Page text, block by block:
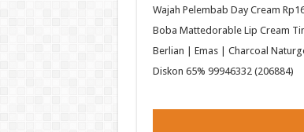
Wajah Pelembab Day Cream
Boba Mattedorable Lip Cream
Berlian | Emas | Charcoal
Diskon 65% 99946332 (206884)